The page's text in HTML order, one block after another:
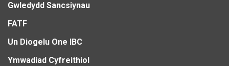
Gwledydd Sancsiynau
FATF
Un Diogelu One IBC
Ymwadiad Cyfreithiol